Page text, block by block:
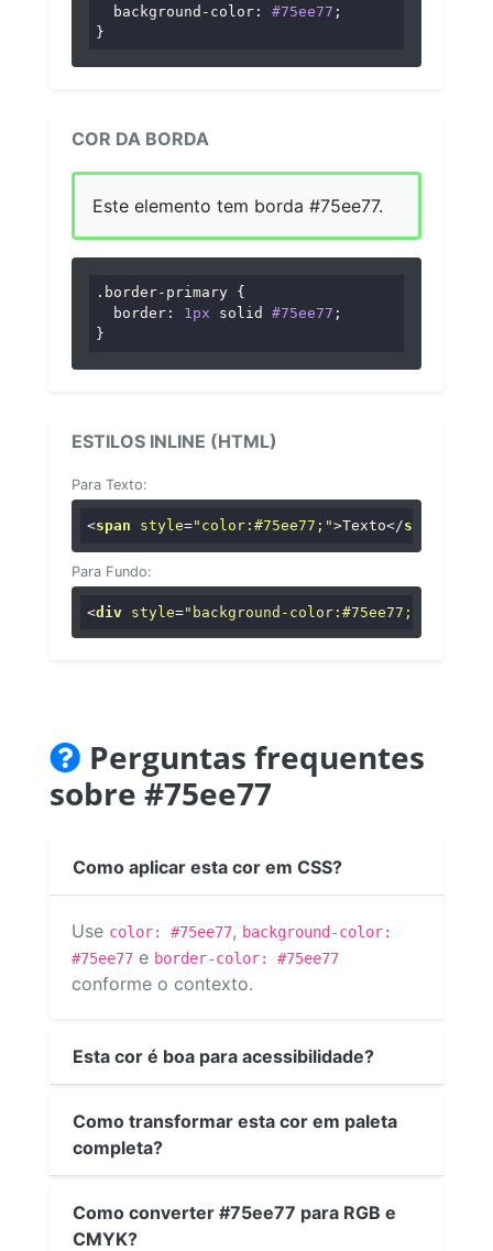
background-color : #75ee77 ;
}
COR DA BORDA
Este elemento tem borda #75ee77.
.border-primary {
border : 1px solid #75ee77 ;
}
ESTILOS INLINE (HTML)
Para Texto:
<span style="color:#75ee77;">Texto</span
Para Fundo:
<div style="background-color:#75ee77;"
Perguntas frequentes
sobre #75ee77
Como aplicar esta cor em CSS?
Use color: #75ee77, background-color:
#75ee77 e border-color: #75ee77
conforme o contexto.
Esta cor é boa para acessibilidade?
Como transformar esta cor em paleta
completa?
Como converter #75ee77 para RGB e
CMYK?